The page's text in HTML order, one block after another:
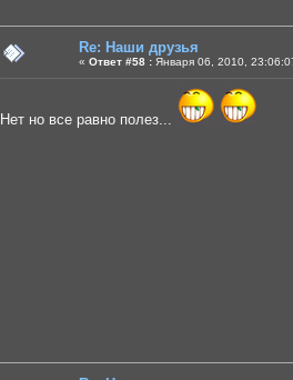
Re: Наши друзья
« Ответ #58 : Января 06, 2010,
Нет но все равно полез...